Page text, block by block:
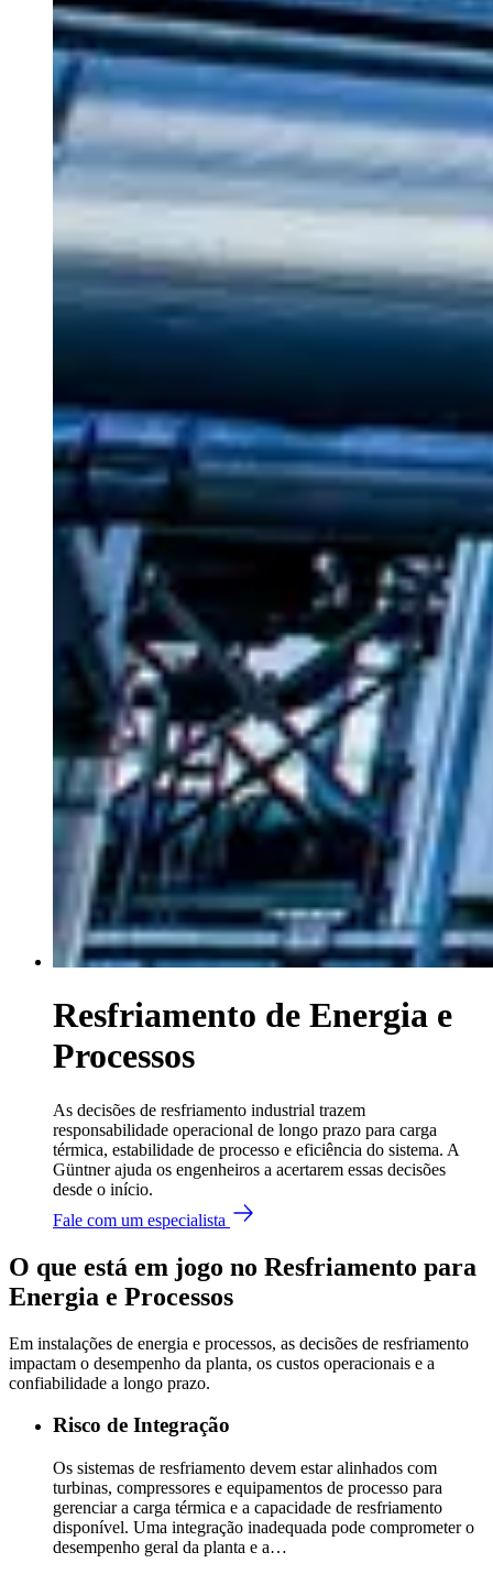
Resfriamento de Energia e
Processos
As decisões de resfriamento industrial trazem
responsabilidade operacional de longo prazo para carga
térmica, estabilidade de processo e eficiência do sistema. A
Güntner ajuda os engenheiros a acertarem essas decisões
desde o início.
Fale com um especialista
O que está em jogo no Resfriamento para
Energia e Processos
Em instalações de energia e processos, as decisões de resfriamento
impactam o desempenho da planta, os custos operacionais e a
confiabilidade a longo prazo.
Risco de Integração
Os sistemas de resfriamento devem estar alinhados com
turbinas, compressores e equipamentos de processo para
gerenciar a carga térmica e a capacidade de resfriamento
disponível. Uma integração inadequada pode comprometer o
desempenho geral da planta e a…